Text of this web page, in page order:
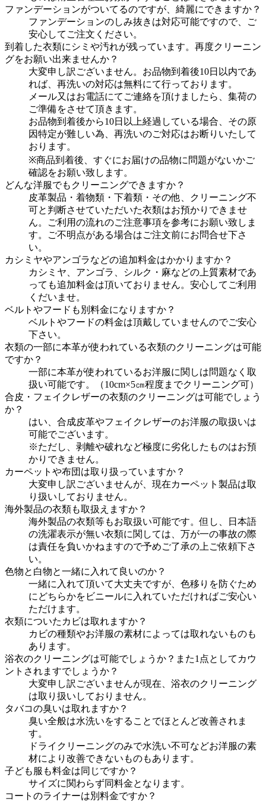
ファンデーションがついてるのですが、綺麗にできますか？
ファンデーションのしみ抜きは対応可能ですので、ご
安心してご注文ください。
到着した衣類にシミや汚れが残っています。再度クリーニン
グをお願い出来ませんか？
大変申し訳ございません。お品物到着後10日以内であ
れば、再洗いの対応は無料にて行っております。
メール又はお電話にてご連絡を頂けましたら、集荷の
ご準備をさせて頂きます。
お品物到着後から10日以上経過している場合、その原
因特定が難しい為、再洗いのご対応はお断りいたして
おります。
※商品到着後、すぐにお届けの品物に問題がないかご
確認をお願い致します。
どんな洋服でもクリーニングできますか？
皮革製品・着物類・下着類・その他、クリーニング不
可と判断させていただいた衣類はお預かりできませ
ん。ご利用の流れのご注意事項を参考にお願い致しま
す。ご不明点がある場合はご注文前にお問合せ下さ
い。
カシミヤやアンゴラなどの追加料金はかかりますか？
カシミヤ、アンゴラ、シルク・麻などの上質素材であ
っても追加料金は頂いておりません。安心してご利用
くだいませ。
ベルトやフードも別料金になりますか？
ベルトやフードの料金は頂戴していませんのでご安心
下さい。
衣類の一部に本革が使われている衣類のクリーニングは可能
ですか？
一部に本革が使われているお洋服に関しは問題なく取
扱い可能です。（10cm×5㎝程度までクリーニング可）
合皮・フェイクレザーの衣類のクリーニングは可能でしょう
か？
はい、合成皮革やフェイクレザーのお洋服の取扱いは
可能でございます。
※ただし、剥離や破れなど極度に劣化したものはお預
かりできません。
カーペットや布団は取り扱っていますか？
大変申し訳ございませんが、現在カーペット製品は取
り扱いしておりません。
海外製品の衣類も取扱えますか？
海外製品の衣類等もお取扱い可能です。但し、日本語
の洗濯表示が無い衣類に関しては、万が一の事故の際
は責任を負いかねますので予めご了承の上ご依頼下さ
い。
色物と白物と一緒に入れて良いのか？
一緒に入れて頂いて大丈夫ですが、色移りを防ぐため
にどちらかをビニールに入れていただければご安心い
ただけます。
衣類についたカビは取れますか？
カビの種類やお洋服の素材によっては取れないものも
あります。
浴衣のクリーニングは可能でしょうか？また1点としてカウ
ントされますでしょうか？
大変申し訳ございませんが現在、浴衣のクリーニング
は取り扱いしておりません。
タバコの臭いは取れますか？
臭い全般は水洗いをすることでほとんど改善されま
す。
ドライクリーニングのみで水洗い不可などお洋服の素
材により改善できないものもあります。
子ども服も料金は同じですか？
サイズに関わらず同料金となります。
コートのライナーは別料金ですか？